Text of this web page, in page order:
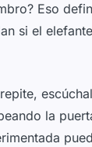
Eso
si el
la